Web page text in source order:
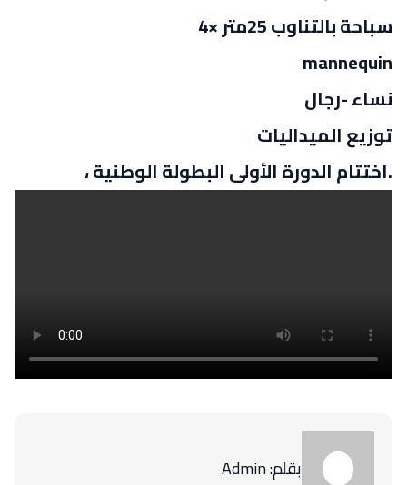
سباحة بالتناوب 25متر ×4
mannequin
نساء -رجال
توزيع الميداليات
.اختتام الدورة الأولى البطولة الوطنية ،
بقلم: Admin